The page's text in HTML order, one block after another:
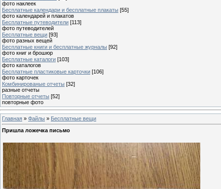
фото наклеек
Бесплатные календари и бесплатные плакаты [55]
фото календарей и плакатов
Бесплатные путеводители [113]
фото путеводителей
Бесплатные вещи [93]
фото разных вещей
Бесплатные книги и бесплатные журналы [92]
фото книг и брошюр
Бесплатные каталоги [103]
фото каталогов
Бесплатные пластиковые карточки [106]
фото карточек
Комбинированые отчеты [32]
разные отчеты
Повторные отчеты [52]
повторные фото
Главная » Файлы » Бесплатные вещи
Пришла ложечка письмо